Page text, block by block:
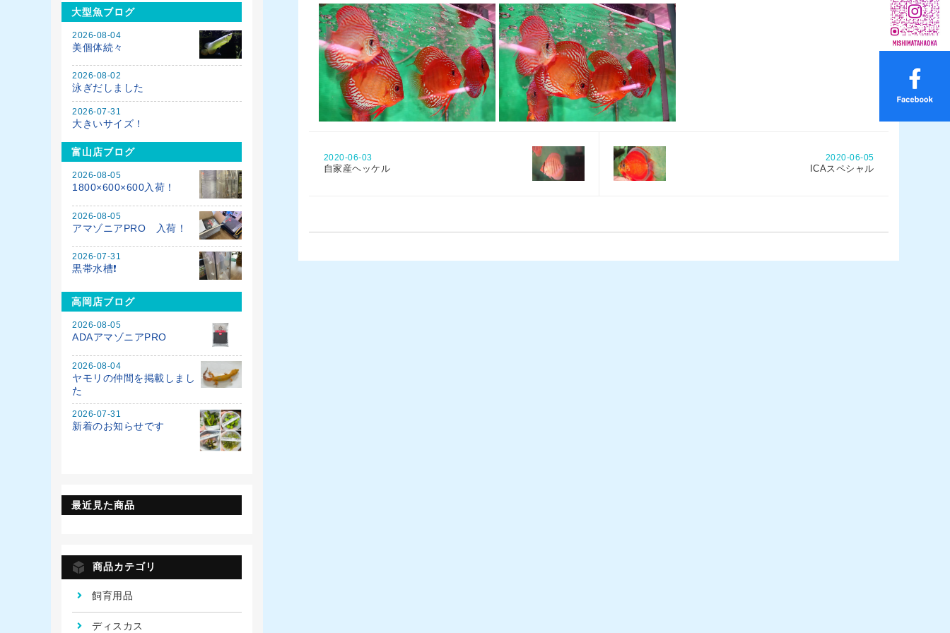
2020-06-03
自家産ヘッケル
2020-06-05
ICAスペシャル
大型魚ブログ
2026-08-04
美個体続々
2026-08-02
泳ぎだしました
2026-07-31
大きいサイズ！
富山店ブログ
2026-08-05
1800×600×600入荷！
2026-08-05
アマゾニアPRO 入荷！
2026-07-31
黒帯水槽❗️
高岡店ブログ
2026-08-05
ADAアマゾニアPRO
2026-08-04
ヤモリの仲間を掲載しまし
た
2026-07-31
新着のお知らせです
最近見た商品
商品カテゴリ
飼育用品
ディスカス